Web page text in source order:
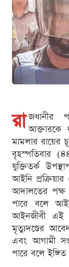
রা জধানীর
আক্তারকে
মামলার রায়ের
বৃহস্পতিবার
যুক্তিতর্ক
আইনি
আদালতের পক্ষ
পারে বলে
আইনজীবী এই
মৃত্যুদণ্ডের
এবং আগামী
পারে বলে ইঙ্গিত